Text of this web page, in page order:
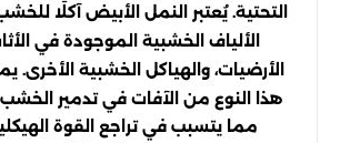
التحتية. يُعتبر النمل الأبيض آكلًا
الألياف الخشبية الموجودة في
الأرضيات، والهياكل الخشبية
هذا النوع من الآفات في تدمير الخشب
مما يتسبب في تراجع القوة